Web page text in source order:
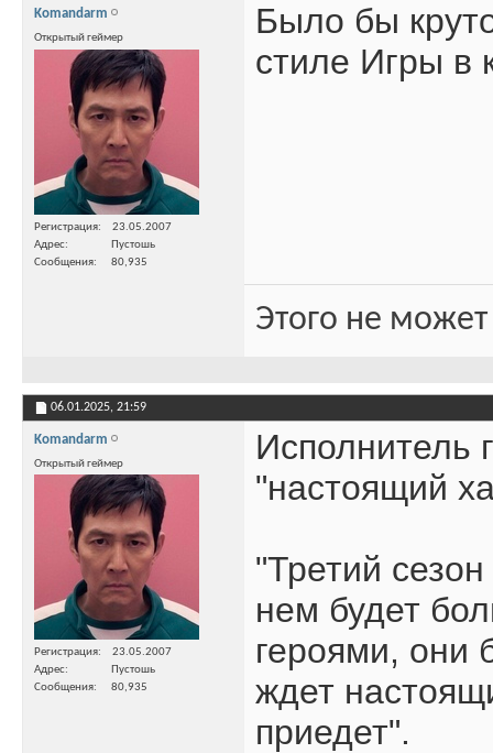
Komandarm
Открытый геймер
Регистрация
23.05.2007
Адрес
Пустошь
Сообщения
80,935
Было бы
стиле Игры в
Этого не
06.01.2025, 21:59
Komandarm
Открытый геймер
Регистрация
23.05.2007
Адрес
Пустошь
Сообщения
80,935
Исполнитель
"настоящий
"Третий
нем будет
героями, они
ждет
приедет".